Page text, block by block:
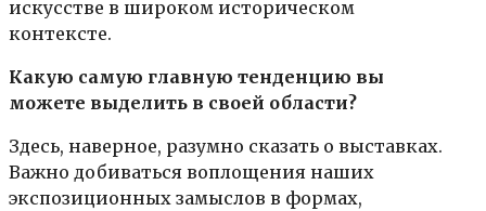
искусстве в широком историческом
контексте.
Какую самую главную тенденцию вы
можете выделить в своей области?
Здесь, наверное, разумно сказать о выставках.
Важно добиваться воплощения наших
экспозиционных замыслов в формах,